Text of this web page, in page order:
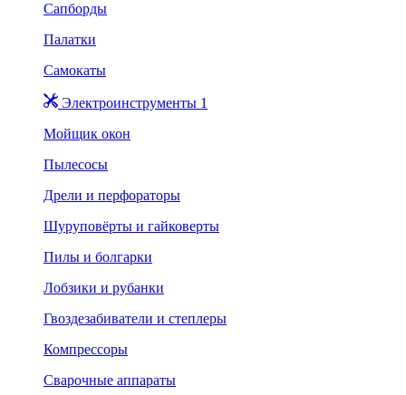
Сапборды
Палатки
Самокаты
Электроинструменты 1
Мойщик окон
Пылесосы
Дрели и перфораторы
Шуруповёрты и гайковерты
Пилы и болгарки
Лобзики и рубанки
Гвоздезабиватели и степлеры
Компрессоры
Сварочные аппараты